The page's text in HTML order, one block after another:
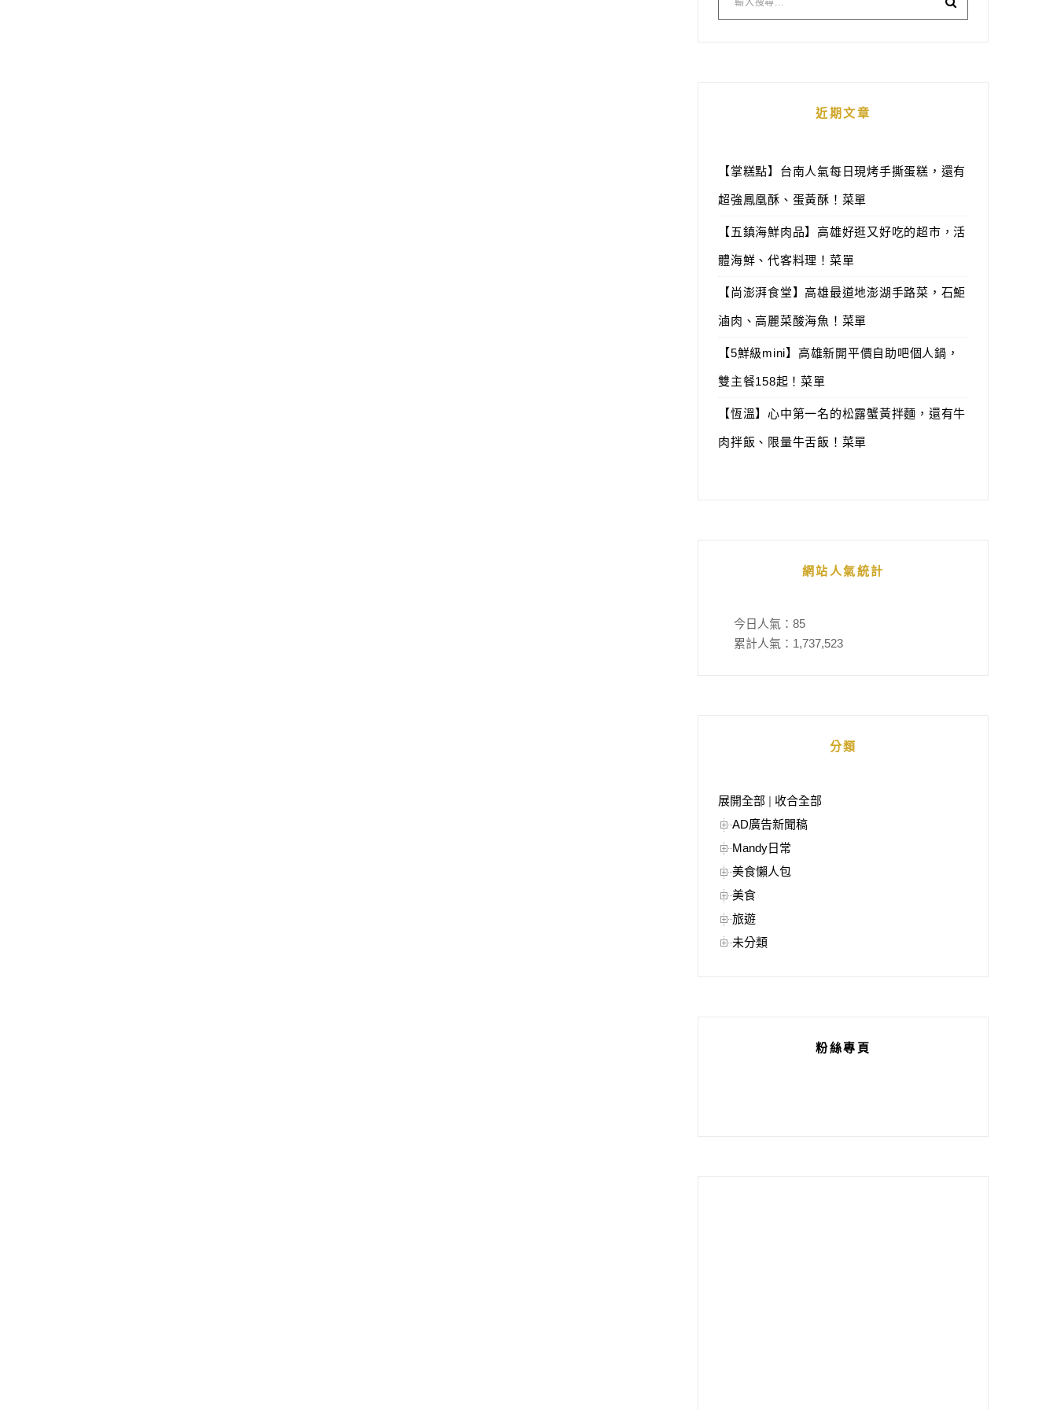
近期文章
【掌糕點】台南人氣每日現烤手撕蛋糕，還有
超強鳳凰酥、蛋黃酥！菜單
【五鎮海鮮肉品】高雄好逛又好吃的超市，活
體海鮮、代客料理！菜單
【尚澎湃食堂】高雄最道地澎湖手路菜，石鮔
滷肉、高麗菜酸海魚！菜單
【5鮮級mini】高雄新開平價自助吧個人鍋，
雙主餐158起！菜單
【恆溫】心中第一名的松露蟹黃拌麵，還有牛
肉拌飯、限量牛舌飯！菜單
網站人氣統計
今日人氣： 85
累計人氣： 1,737,523
分類
展開全部 | 收合全部
AD廣告新聞稿
Mandy日常
美食懶人包
美食
旅遊
未分類
粉絲專頁